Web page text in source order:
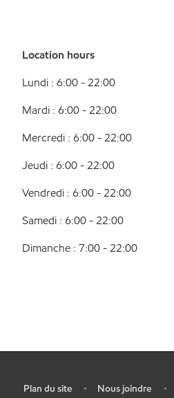
Location hours
Lundi : 6:00 - 22:00
Mardi : 6:00 - 22:00
Mercredi : 6:00 - 22:00
Jeudi : 6:00 - 22:00
Vendredi : 6:00 - 22:00
Samedi : 6:00 - 22:00
Dimanche : 7:00 - 22:00
Plan du site • Nous joindre •